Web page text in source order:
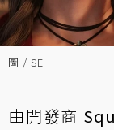
圖 / SE
由開發商